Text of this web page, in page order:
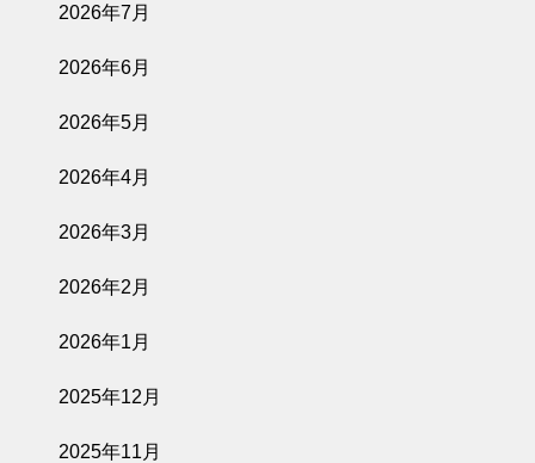
2026年7月
2026年6月
2026年5月
2026年4月
2026年3月
2026年2月
2026年1月
2025年12月
2025年11月